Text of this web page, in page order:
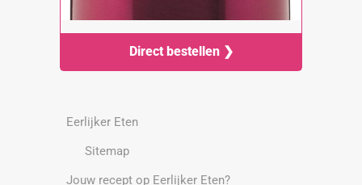
Direct bestellen ❯
Eerlijker Eten
Sitemap
Jouw recept op Eerlijker Eten?